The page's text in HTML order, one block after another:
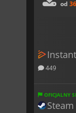
od
449
OFICJALNY
Steam